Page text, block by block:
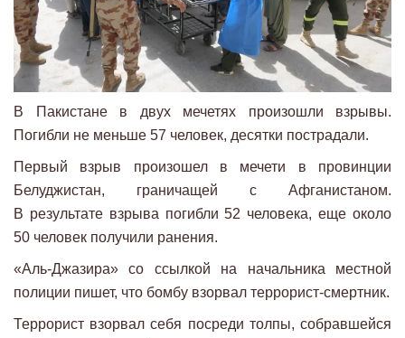
В Пакистане в двух мечетях произошли взрывы.
Погибли не меньше 57 человек, десятки пострадали.
Первый взрыв произошел в мечети в провинции
Белуджистан, граничащей с Афганистаном.
В результате взрыва погибли 52 человека, еще около
50 человек получили ранения.
«Аль-Джазира» со ссылкой на начальника местной
полиции пишет, что бомбу взорвал террорист-смертник.
Террорист взорвал себя посреди толпы, собравшейся